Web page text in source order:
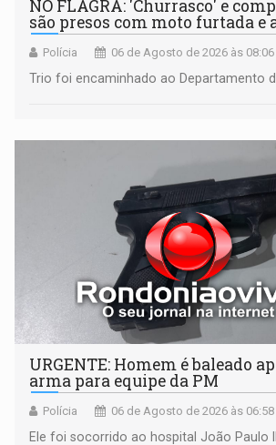
NO FLAGRA: 'Churrasco' e
são presos com moto furtada e
Polícia 06 de Agosto de 2026 às 08:06
Trio foi encaminhado ao Departamento
URGENTE: Homem é baleado
arma para equipe da PM
Polícia 06 de Agosto de 2026 às 06:58
Ele foi socorrido ao hospital João Paulo II